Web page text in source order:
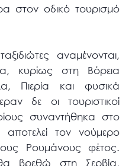
στον οδικό τουρισμό
αναμένονται,
κυρίως στη Βόρεια
Πιερία και φυσικά
δε οι τουριστικοί
συναντήθηκα στο
τον νούμερο
Ρουμάνους φέτος.
βρεθώ στη Σερβία,